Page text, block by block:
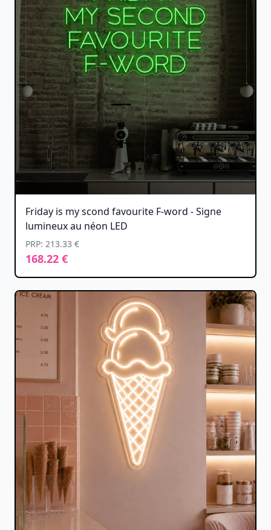
Friday is my scond favourite F-word - Signe
lumineux au néon LED
PRP: 213.33 €
168.22 €